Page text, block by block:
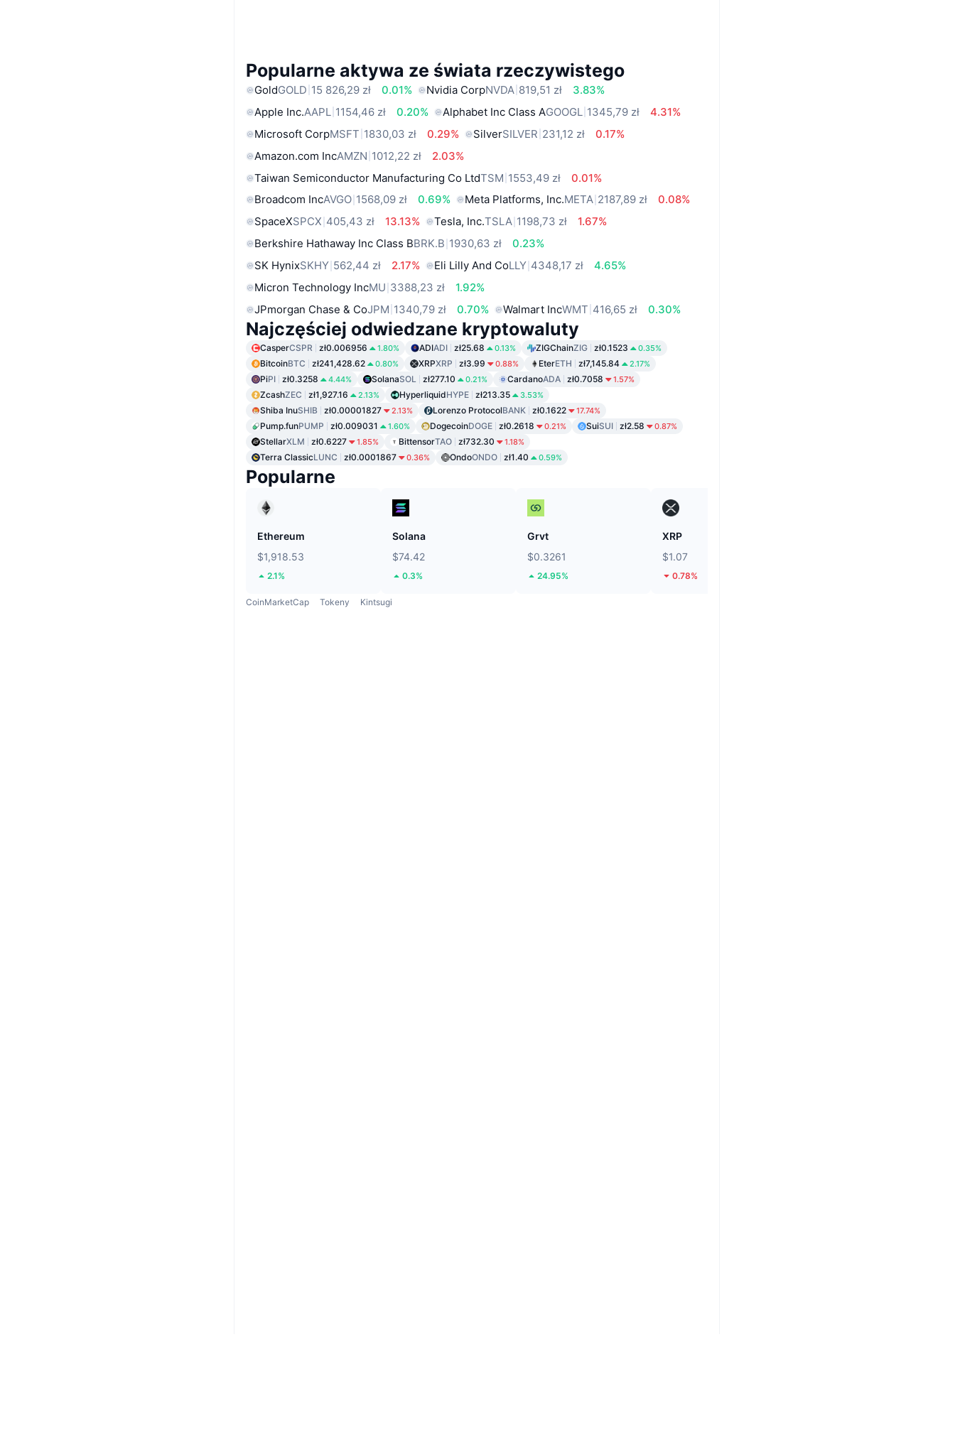
Popularne aktywa ze świata rzeczywistego
GoldGOLD 15 826,29 zł 0.01% Nvidia CorpNVDA 819,51 zł
3.83%
Apple Inc.AAPL 1154,46 zł 0.20% Alphabet Inc Class AGOOGL 1345,79 zł
4.31%
Microsoft CorpMSFT 1830,03 zł 0.29% SilverSILVER 231,12 zł
0.17%
Amazon.com IncAMZN 1012,22 zł
2.03%
Taiwan Semiconductor Manufacturing Co LtdTSM 1553,49 zł
0.01%
Broadcom IncAVGO 1568,09 zł 0.69% Meta Platforms, Inc.META 2187,89 zł
0.08%
SpaceXSPCX 405,43 zł 13.13% Tesla, Inc.TSLA 1198,73 zł
1.67%
Berkshire Hathaway Inc Class BBRK.B 1930,63 zł
0.23%
SK HynixSKHY 562,44 zł 2.17% Eli Lilly And CoLLY 4348,17 zł
4.65%
Micron Technology IncMU 3388,23 zł
1.92%
JPmorgan Chase & CoJPM 1340,79 zł 0.70% Walmart IncWMT 416,65 zł 0.30%
Najczęściej odwiedzane kryptowaluty
CasperCSPR zł0.006956 1.80% ADIADI zł25.68 0.13% ZIGChainZIG zł0.1523 0.35%
BitcoinBTC zł241,428.62 0.80% XRPXRP zł3.99 0.88% EterETH zł7,145.84 2.17%
PiPI zł0.3258 4.44% SolanaSOL zł277.10 0.21% CardanoADA zł0.7058 1.57%
ZcashZEC zł1,927.16 2.13% HyperliquidHYPE zł213.35 3.53%
Shiba InuSHIB zł0.00001827 2.13% Lorenzo ProtocolBANK zł0.1622 17.74%
Pump.funPUMP zł0.009031 1.60% DogecoinDOGE zł0.2618 0.21% SuiSUI zł2.58 0.87%
StellarXLM zł0.6227 1.85% BittensorTAO zł732.30 1.18%
Terra ClassicLUNC zł0.0001867 0.36% OndoONDO zł1.40 0.59%
Popularne
Ethereum
$1,918.53
2.1%
Solana
$74.42
0.3%
Grvt
$0.3261
24.95%
XRP
$1.07
0.78%
CoinMarketCap Tokeny Kintsugi